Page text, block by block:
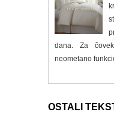
dana. Za
neometano
OSTALI